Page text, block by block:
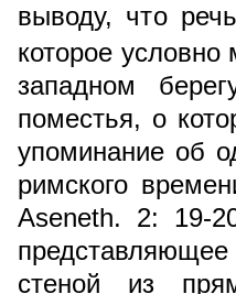
выводу, что
которое
западном
поместья, о
упоминание об
римского
Aseneth. 2: 19-
стеной из